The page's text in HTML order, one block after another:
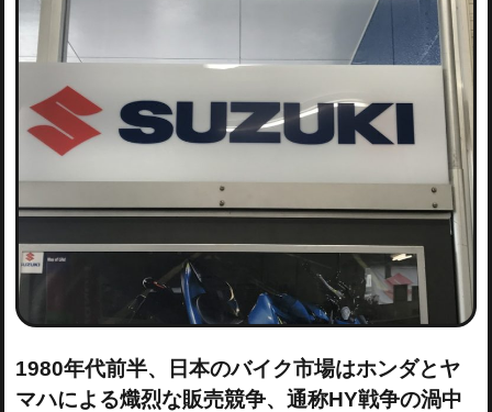
1980年代前半、日本のバイク市場はホンダとヤ
マハによる熾烈な販売競争、通称HY戦争の渦中